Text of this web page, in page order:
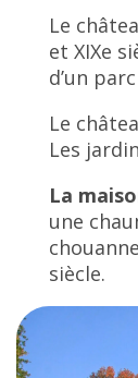
Le
et XIXe
d’un
Le
Les
La
une
siècle.